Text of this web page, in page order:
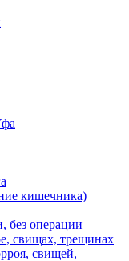
кишечника)
без операции
свищах, трещинах
свищей,